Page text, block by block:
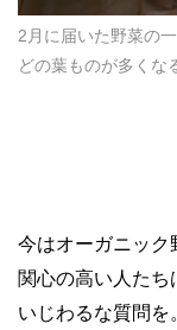
2月に届いた野菜の
どの葉ものが多くな
今はオーガニック
関心の高い人た
いじわるな質問を